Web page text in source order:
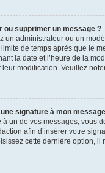
ou supprimer un message ?
un administrateur ou un
de temps après que le
la date et l’heure de la
modification. Veuillez
signature à mon
un de vos messages, vous
afin d’insérer votre
cette dernière option,